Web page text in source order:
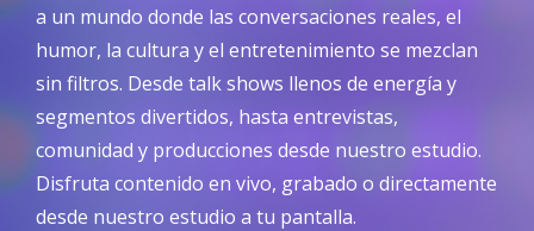
a un mundo donde las conversaciones reales, el
humor, la cultura y el entretenimiento se mezclan
sin filtros. Desde talk shows llenos de energía y
segmentos divertidos, hasta entrevistas,
comunidad y producciones desde nuestro estudio.
Disfruta contenido en vivo, grabado o directamente
desde nuestro estudio a tu pantalla.